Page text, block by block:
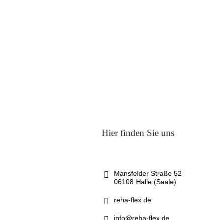
Hier finden Sie uns
Mansfelder Straße 52
06108 Halle (Saale)
reha-flex.de
info@reha-flex.de